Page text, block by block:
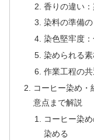
香りの違い
染料の準備
染色堅牢度
染められる
作業工程の
コーヒー染め・
意点まで解説
コーヒー染
染める